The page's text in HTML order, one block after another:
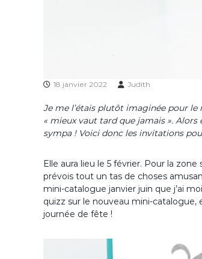
18 janvier 2022 Judith
Je me l’étais plutôt imaginée pour le
« mieux vaut tard que jamais ».
sympa ! Voici donc les invitations
Elle aura lieu le 5 février. Pour la zone
prévois tout un tas de choses
mini-catalogue janvier juin que j’ai
quizz sur le nouveau mini-catalogue,
journée de fête !